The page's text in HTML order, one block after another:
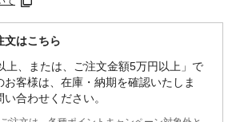
文はこちら
上、または、ご注文金額5万円以上」で
お客様は、在庫・納期を確認いたしま
合わせください。